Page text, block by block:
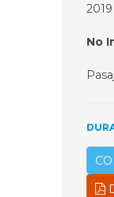
2019
No